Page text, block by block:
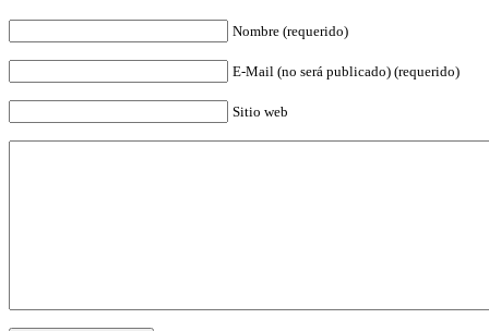
Nombre (requerido)
E-Mail (no será publicado) (requerido)
Sitio web